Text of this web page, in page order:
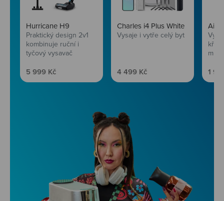
Hurricane H9
Praktický design 2v1
kombinuje ruční i
tyčový vysavač
Prodejní cena
5 999 Kč
Charles i4 Plus White
Vysaje i vytře celý byt
Prodejní cena
4 499 Kč 1